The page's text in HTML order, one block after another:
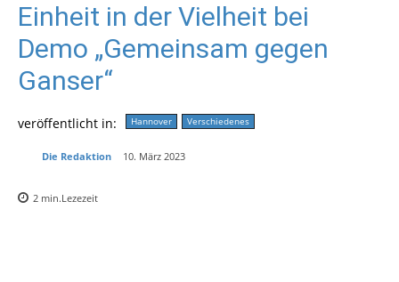
Einheit in der Vielheit bei
Demo „Gemeinsam gegen
Ganser“
veröffentlicht in: Hannover Verschiedenes
Die Redaktion 10. März 2023
2 min.Lezezeit